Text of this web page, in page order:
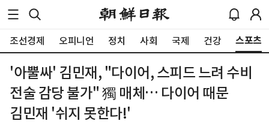
조선경제 오피니언 정치 사회 국제 건강 스포츠
'아뿔싸' 김민재, "다이어, 스피드 느려 수비
전술 감당 불가" 獨 매체… 다이어 때문
김민재 '쉬지 못한다!'